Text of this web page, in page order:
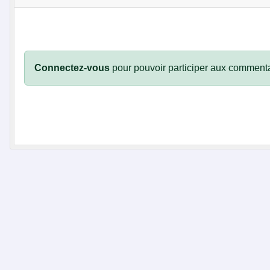
Connectez-vous pour pouvoir participer aux